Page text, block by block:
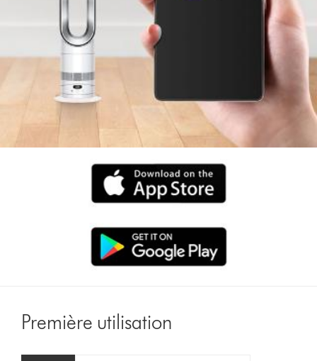
Première utilisation